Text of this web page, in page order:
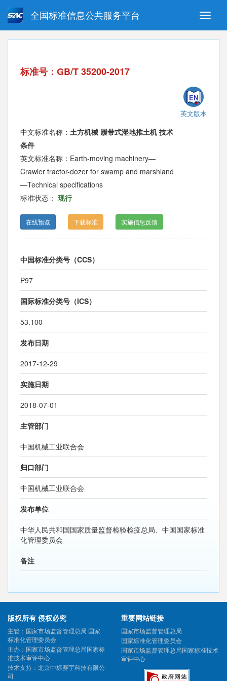
Toggle
全国标准信息公共服务平台
强制性国家标准 推荐性国家标准
指导性技术文件 (National standards in foreign
标准号：GB/T 35200-2017
EN
英文版本
中文标准名称： 土方机械 履带式湿地推土机 技术
条件
英文标准名称：Earth-moving machinery—
Crawler tractor-dozer for swamp and marshland
—Technical specifications
标准状态： 现行
在线预览 下载标准 实施信息反馈
中国标准分类号（CCS）
P97
国际标准分类号（ICS）
53.100
发布日期
2017-12-29
实施日期
2018-07-01
主管部门
中国机械工业联合会
归口部门
中国机械工业联合会
发布单位
中华人民共和国国家质量监督检验检疫总局、中国国家标准
化管理委员会
备注
版权所有 侵权必究
主管：国家市场监督管理总局 国家
标准化管理委员会
主办：国家市场监督管理总局国家标
准技术审评中心
技术支持：北京中标赛宇科技有限公
司
重要网站链接
国家市场监督管理总局
国家标准化管理委员会
国家市场监督管理总局国家标准技术
审评中心